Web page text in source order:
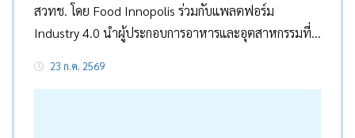
สวทช. โดย Food Innopolis ร่วมกับแพลตฟอร์ม
Industry 4.0 นำผู้ประกอบการอาหารและอุตสาหกรรมที่
23 ก.ค. 2569